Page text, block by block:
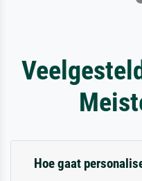
Hoe gaat